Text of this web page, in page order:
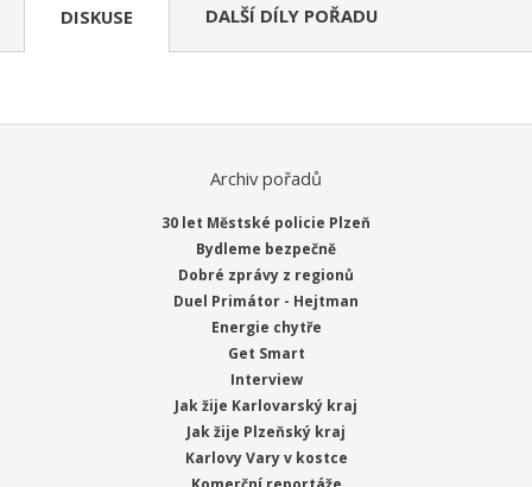
DISKUSE DALŠÍ DÍLY POŘADU
Archiv pořadů
30 let Městské policie Plzeň
Bydleme bezpečně
Dobré zprávy z regionů
Duel Primátor - Hejtman
Energie chytře
Get Smart
Interview
Jak žije Karlovarský kraj
Jak žije Plzeňský kraj
Karlovy Vary v kostce